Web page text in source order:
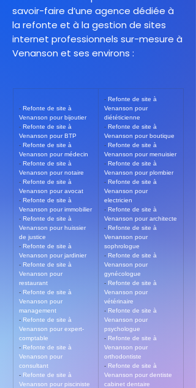
savoir-faire d’une agence dédiée à
la refonte et à la gestion de sites
internet professionnels sur-mesure à
Venanson et ses environs :
- Refonte de site à
Venanson pour bijoutier
- Refonte de site à
Venanson pour BTP
- Refonte de site à
Venanson pour médecin
- Refonte de site à
Venanson pour notaire
- Refonte de site à
Venanson pour avocat
- Refonte de site à
Venanson pour immobilier
- Refonte de site à
Venanson pour huissier
de justice
- Refonte de site à
Venanson pour jardinier
- Refonte de site à
Venanson pour
restaurant
- Refonte de site à
Venanson pour
management
- Refonte de site à
Venanson pour expert-
comptable
- Refonte de site à
Venanson pour
consultant
- Refonte de site à
Venanson pour pisciniste
- Refonte de site à
Venanson pour
diététicienne
- Refonte de site à
Venanson pour boutique
- Refonte de site à
Venanson pour menuisier
- Refonte de site à
Venanson pour plombier
- Refonte de site à
Venanson pour
electricien
- Refonte de site à
Venanson pour architecte
- Refonte de site à
Venanson pour
sophrologue
- Refonte de site à
Venanson pour
gynécologue
- Refonte de site à
Venanson pour
vétérinaire
- Refonte de site à
Venanson pour
psychologue
- Refonte de site à
Venanson pour
orthodontiste
- Refonte de site à
Venanson pour dentiste
cabinet dentaire